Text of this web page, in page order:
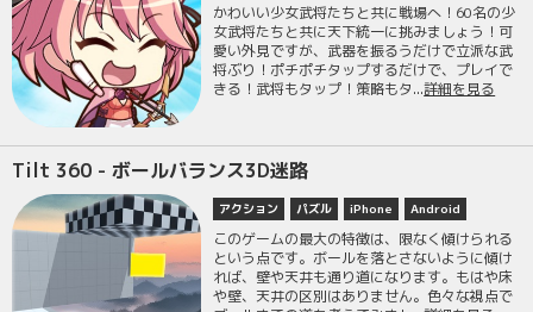
かわいい少女武将たちと共に戦場へ！60名の少
女武将たちと共に天下統一に挑みましょう！可
愛い外見ですが、武器を振るうだけで立派な武
将ぶり！ポチポチタップするだけで、プレイで
きる！武将もタップ！策略もタ...詳細を見る
Tilt 360 - ボールバランス3D迷路
アクション パズル iPhone Android
このゲームの最大の特徴は、限なく傾けられる
という点です。ボールを落とさないように傾け
れば、壁や天井も通り道になります。もはや床
や壁、天井の区別はありません。色々な視点で